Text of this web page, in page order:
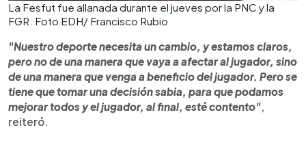
La Fesfut fue allanada durante el jueves por la PNC y la
FGR. Foto EDH/ Francisco Rubio
"Nuestro deporte necesita un cambio, y estamos claros,
pero no de una manera que vaya a afectar al jugador, sino
de una manera que venga a beneficio del jugador. Pero se
tiene que tomar una decisión sabia, para que podamos
mejorar todos y el jugador, al final, esté contento",
reiteró.